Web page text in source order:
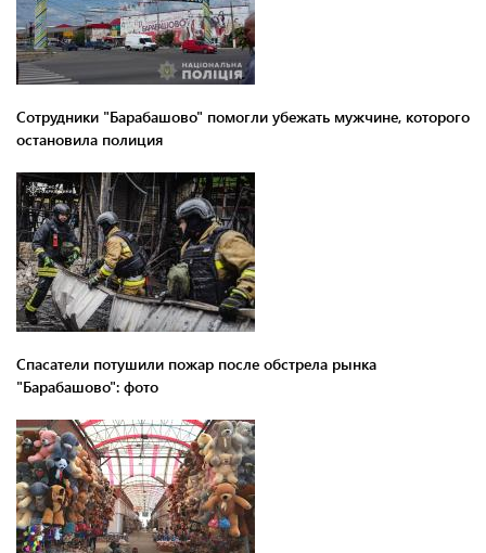
Сотрудники "Барабашово" помогли убежать мужчине, которого
остановила полиция
Спасатели потушили пожар после обстрела рынка
"Барабашово": фото